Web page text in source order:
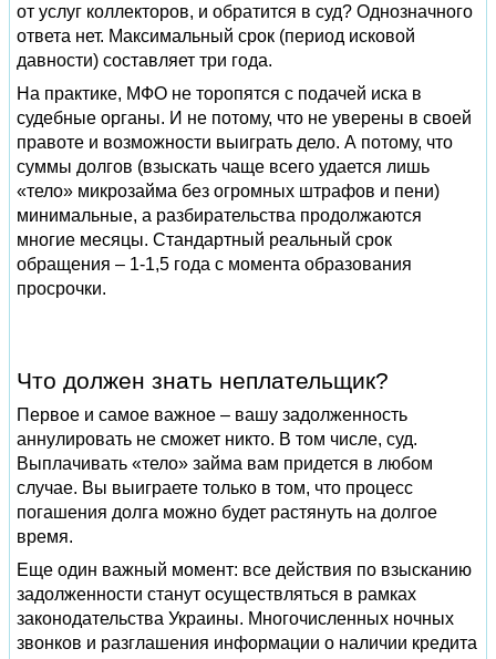
от услуг коллекторов, и обратится в суд? Однозначного
ответа нет. Максимальный срок (период исковой
давности) составляет три года.
На практике, МФО не торопятся с подачей иска в
судебные органы. И не потому, что не уверены в своей
правоте и возможности выиграть дело. А потому, что
суммы долгов (взыскать чаще всего удается лишь
«тело» микрозайма без огромных штрафов и пени)
минимальные, а разбирательства продолжаются
многие месяцы. Стандартный реальный срок
обращения – 1-1,5 года с момента образования
просрочки.
Что должен знать неплательщик?
Первое и самое важное – вашу задолженность
аннулировать не сможет никто. В том числе, суд.
Выплачивать «тело» займа вам придется в любом
случае. Вы выиграете только в том, что процесс
погашения долга можно будет растянуть на долгое
время.
Еще один важный момент: все действия по взысканию
задолженности станут осуществляться в рамках
законодательства Украины. Многочисленных ночных
звонков и разглашения информации о наличии кредита